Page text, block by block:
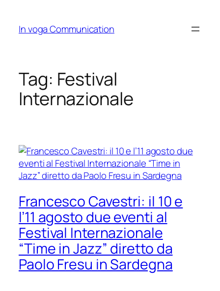
content
In voga Communication
Tag: Festival
Internazionale
Francesco Cavestri: il 10 e
l’11 agosto due eventi al
Festival Internazionale
“Time in Jazz” diretto da
Paolo Fresu in Sardegna